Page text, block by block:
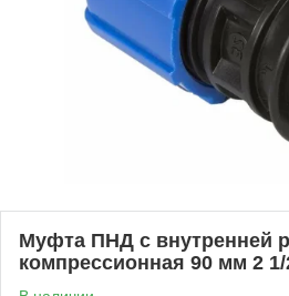
Муфта ПНД с внутренней
компрессионная 90 мм 2